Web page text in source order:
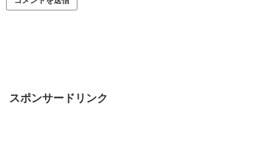
スポンサードリンク